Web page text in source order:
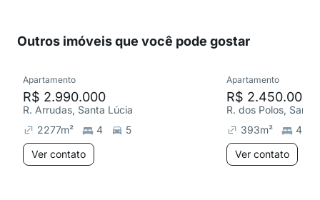
Outros imóveis que você pode gostar
Apartamento
R$ 2.990.000
R. Arrudas, Santa Lúcia
2277m² 4
5
Ver contato
Apartamento
R$ 2.450.000
R. dos Polos, Santa
393m²
4
Ver contato